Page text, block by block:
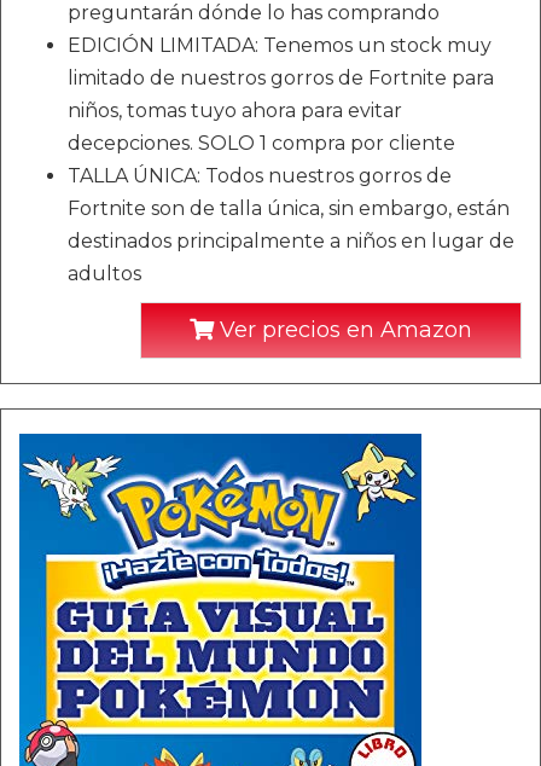
preguntarán dónde lo has comprando
EDICIÓN LIMITADA: Tenemos un stock muy
limitado de nuestros gorros de Fortnite para
niños, tomas tuyo ahora para evitar
decepciones. SOLO 1 compra por cliente
TALLA ÚNICA: Todos nuestros gorros de
Fortnite son de talla única, sin embargo, están
destinados principalmente a niños en lugar de
adultos
Ver precios en Amazon